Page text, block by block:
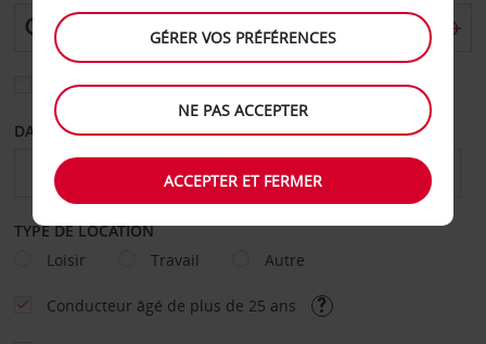
Sélectionnez une autre agence de retour
DATE DE DÉPART DATE DE RETOUR
TYPE DE LOCATION
Loisir
Travail Autre
Conducteur âgé de plus de 25 ans
GÉRER VOS PRÉFÉRENCES
NE PAS ACCEPTER
ACCEPTER ET FERMER